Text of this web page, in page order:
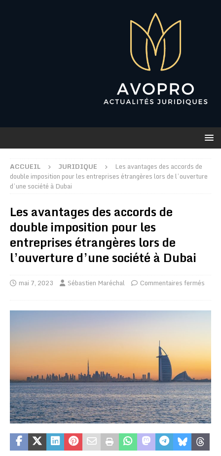
ACCUEIL JURIDIQUE
Les avantages des accords de
double imposition pour les entreprises étrangères lors de l’ouverture
d’une société à Dubai
Les avantages des accords de
double imposition pour les
entreprises étrangères lors de
l’ouverture d’une société à Dubai
mai 7, 2023 Sébastien Maréchal Commentaires fermés